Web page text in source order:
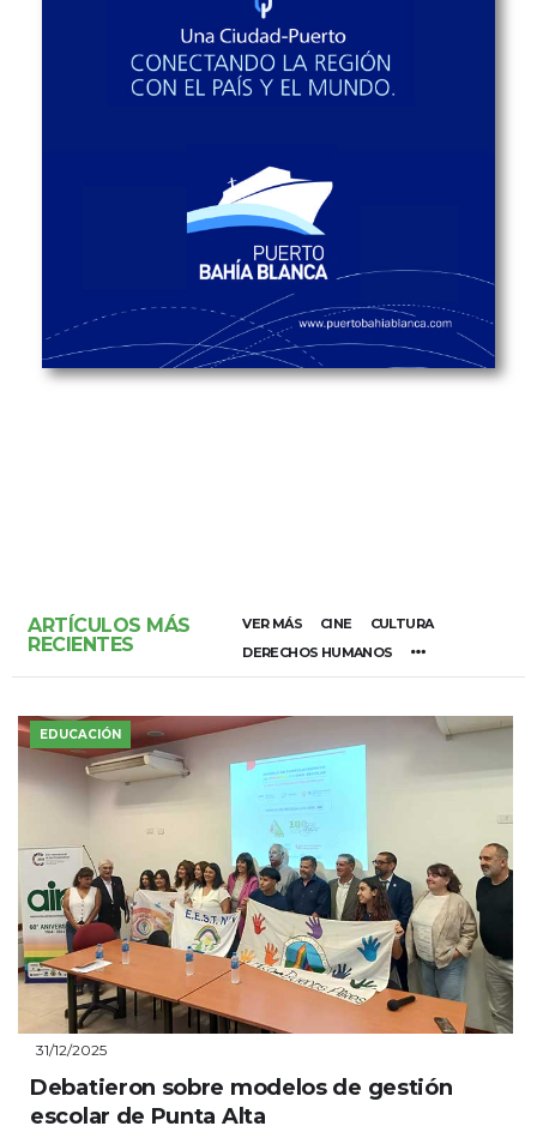
ARTÍCULOS MÁS
RECIENTES
VER MÁS CINE
CULTURA
DERECHOS HUMANOS
EDUCACIÓN
31/12/2025
Debatieron sobre modelos de gestión
escolar de Punta Alta